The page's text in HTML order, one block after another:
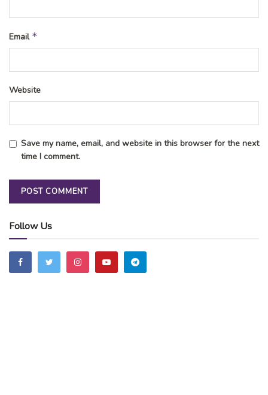
Email *
Website
Save my name, email, and website in this browser for the next
time I comment.
Follow Us